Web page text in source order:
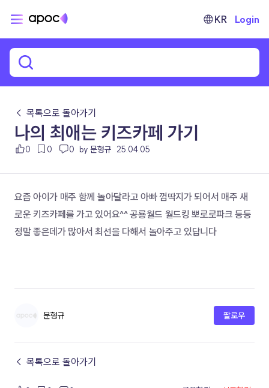
KR Login
← 목록으로 돌아가기
나의 최애는 키즈카페 가기
0 0 0 by 문형규 25.04.05
요즘 아이가 매주 함께 놀아달라고 아빠 껌딱지가 되어서 매주 새
로운 키즈카페를 가고 있어요^^ 공룡월드 월드킹 뽀로로파크 등등
정말 좋은데가 많아서 최선을 다해서 놀아주고 있답니다
문형규 팔로우
← 목록으로 돌아가기